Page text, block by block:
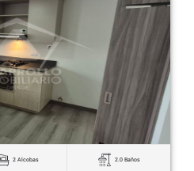
2 Alcobas 2.0 Baños